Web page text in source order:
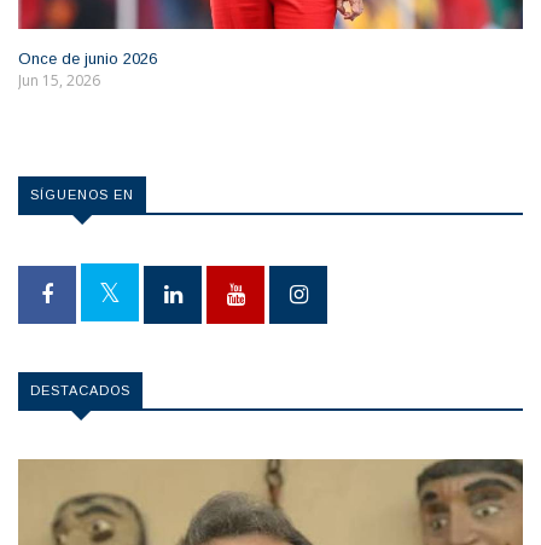
Once de junio 2026
Jun 15, 2026
SÍGUENOS EN
DESTACADOS